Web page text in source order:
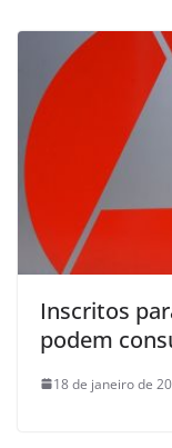
Inscritos
podem
18 de janeiro de